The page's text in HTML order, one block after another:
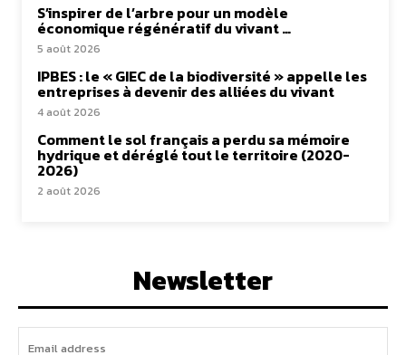
S’inspirer de l’arbre pour un modèle
économique régénératif du vivant …
5 août 2026
IPBES : le « GIEC de la biodiversité » appelle les
entreprises à devenir des alliées du vivant
4 août 2026
Comment le sol français a perdu sa mémoire
hydrique et déréglé tout le territoire (2020-
2026)
2 août 2026
Newsletter